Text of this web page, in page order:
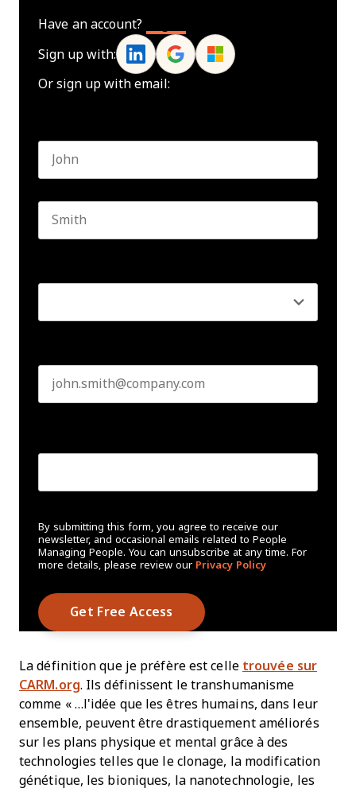
Have an account?
Sign up with:
Or sign up with email:
By submitting this form, you agree to receive our
newsletter, and occasional emails related to People
Managing People. You can unsubscribe at any time. For
more details, please review our Privacy Policy
La définition que je préfère est celle trouvée sur
CARM.org. Ils définissent le transhumanisme
comme « …l'idée que les êtres humains, dans leur
ensemble, peuvent être drastiquement améliorés
sur les plans physique et mental grâce à des
technologies telles que le clonage, la modification
génétique, les bioniques, la nanotechnologie, les